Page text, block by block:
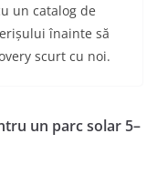
un catalog de
înainte să
scurt cu noi.
un parc solar 5–